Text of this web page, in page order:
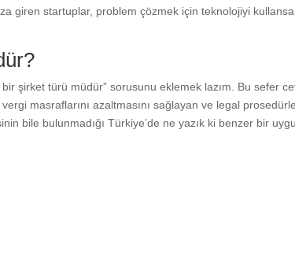
giren startuplar, problem çözmek için teknolojiyi
şirket türü müdür” sorusunu eklemek lazım. Bu sefer
masraflarını azaltmasını sağlayan ve legal
bile bulunmadığı Türkiye’de ne yazık ki benzer bir